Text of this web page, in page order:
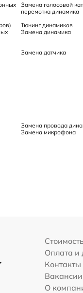
Замена голосовой
перемотка динамика
Тюнинг динамиков
Замена динамика
Замена датчика
Замена провода
Замена микрофона
Оплата и
Контакты
Вакансии
О